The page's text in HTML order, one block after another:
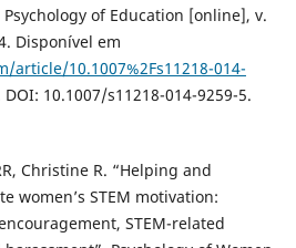
Psychology of Education [online], v.
Disponível em
10.1007%2Fs11218-014-
DOI: 10.1007/s11218-014-9259-5.
Christine R. “Helping and
women’s STEM motivation:
STEM-related